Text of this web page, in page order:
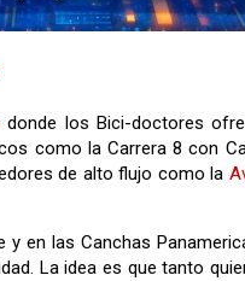
donde los Bici-doctores
como la Carrera 8 con
de alto flujo como la
y en las Canchas
La idea es que tanto